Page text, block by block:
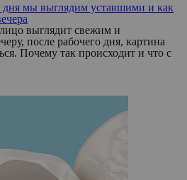
мы выглядим уставшими и как
выглядит свежим и
после рабочего дня, картина
Почему так происходит и что с